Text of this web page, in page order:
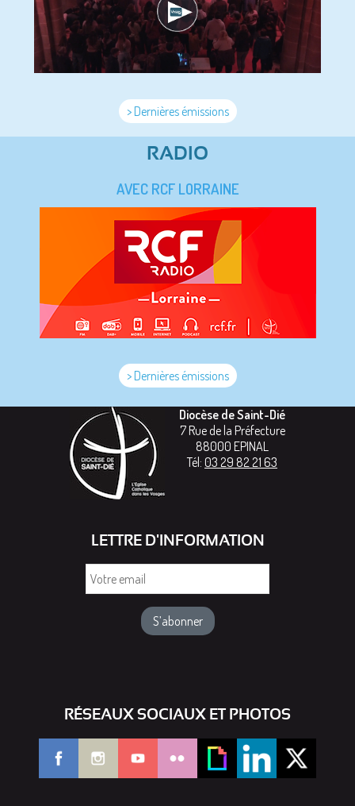
> Dernières émissions
RADIO
AVEC RCF LORRAINE
> Dernières émissions
Diocèse de Saint-Dié
7 Rue de la Préfecture
88000 EPINAL
Tél: 03 29 82 21 63
LETTRE D'INFORMATION
RÉSEAUX SOCIAUX ET PHOTOS